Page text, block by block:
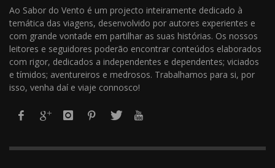
Ao Sabor do Vento é um projecto inteiramente dedicado à
temática das viagens, desenvolvido por autores experientes e
com grande vontade em partilhar as suas histórias. Os nossos
leitores e seguidores poderão encontrar conteúdos elaborados
com rigor, dedicados a independentes e dependentes; viciados
e tímidos; aventureiros e medrosos. Trabalhamos para si, por
isso, venha daí e viaje connosco!